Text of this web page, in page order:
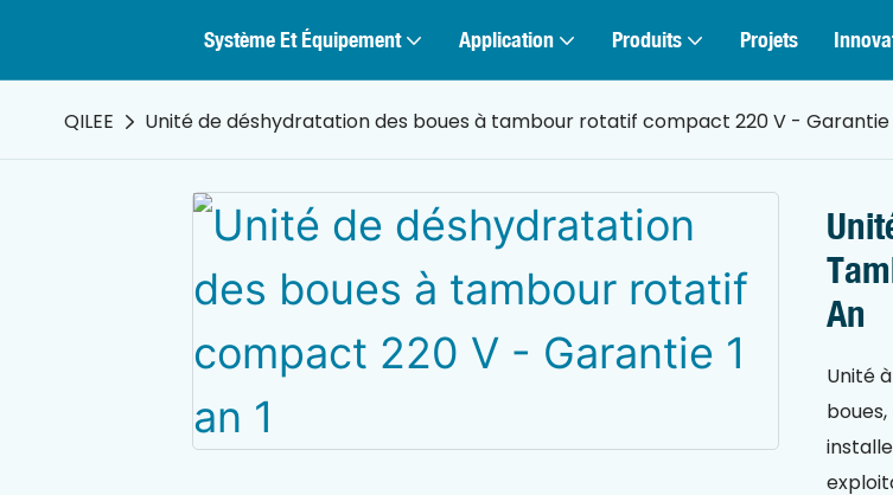
Système Et Équipement Application Produits Projets
QILEE Unité de déshydratation des boues à tambour rotatif compact 220 V - Garantie
An
Unité